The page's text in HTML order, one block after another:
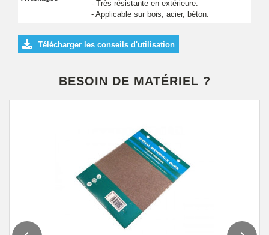
- Très résistante en extérieure.
- Applicable sur bois, acier, béton.
Télécharger les conseils d'utilisation
BESOIN DE MATÉRIEL ?